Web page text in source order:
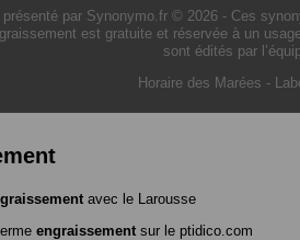
par Synonymo.fr © 2026 - Ces
est gratuite et réservée à un
sont édités par
Horaire des Marées -
avec le Larousse
engraissement sur le ptidico.com